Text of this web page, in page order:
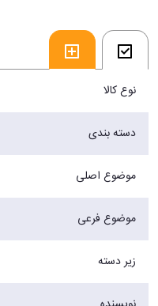
نوع کالا
دسته بندی
موضوع اصلی
موضوع فرعی
زیر دسته